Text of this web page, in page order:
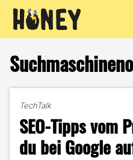
Inhalt
springen
TechTalk
SEO-Tipps vom
du bei Google